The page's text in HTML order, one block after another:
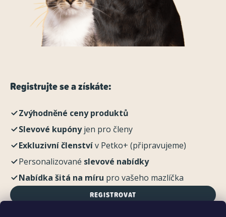
Registrujte se a získáte:
Zvýhodněné ceny produktů
Slevové kupónyjen pro členy
Exkluzivní členstvív Petko+ (připravujeme)
Personalizované slevové nabídky
Nabídka šitá na míru pro vašeho mazlíčka
REGISTROVAT